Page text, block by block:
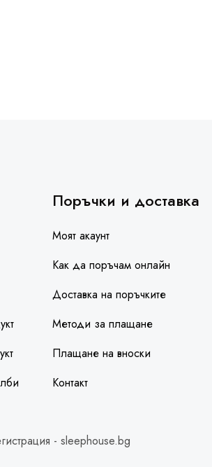
Поръчки и доставка
Моят акаунт
Как да поръчам онлайн
Доставка на поръчките
Методи за плащане
Плащане на вноски
Контакт
- sleephouse.bg